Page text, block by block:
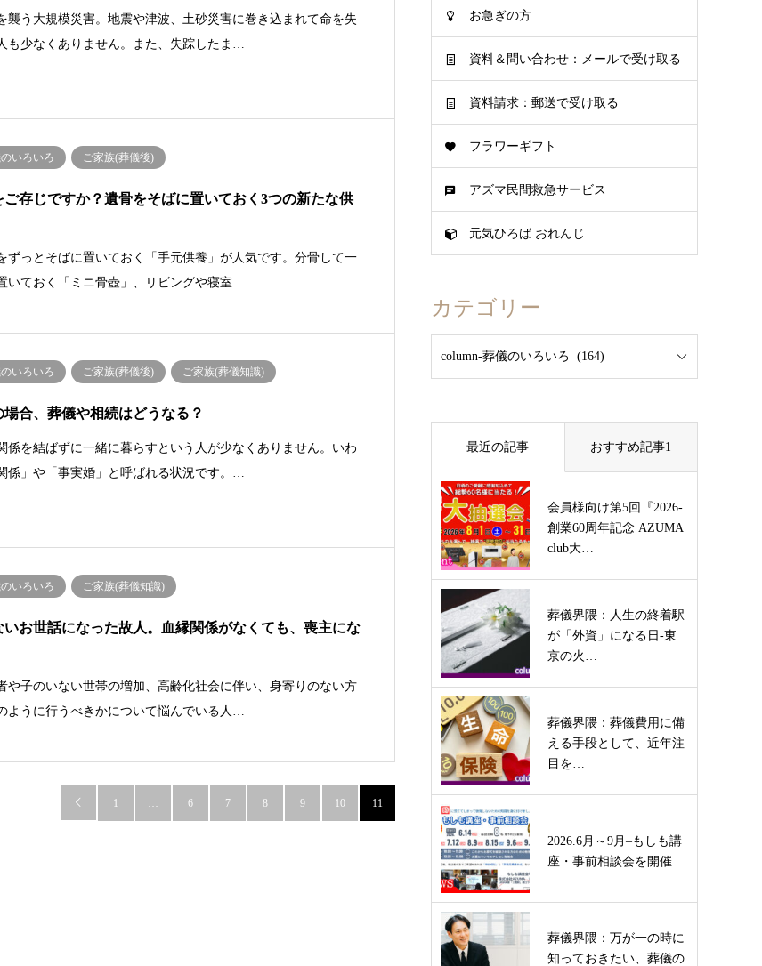
襲う大規模災害。地震や津波、土砂災害に巻き込まれて命を失
も少なくありません。また、失踪したま…
いろいろ ご家族(葬儀後)
ご存じですか？遺骨をそばに置いておく3つの新たな供
ずっとそばに置いておく「手元供養」が人気です。分骨して一
いておく「ミニ骨壺」、リビングや寝室…
いろいろ ご家族(葬儀後) ご家族(葬儀知識)
場合、葬儀や相続はどうなる？
係を結ばずに一緒に暮らすという人が少なくありません。いわ
係」や「事実婚」と呼ばれる状況です。…
いろいろ ご家族(葬儀知識)
いお世話になった故人。血縁関係がなくても、喪主にな
や子のいない世帯の増加、高齢化社会に伴い、身寄りのない方
ように行うべきかについて悩んでいる人…
 1 … 6 7 8 9 10 11
お急ぎの方
資料＆問い合わせ：メールで受け取る
資料請求：郵送で受け取る
フラワーギフト
アズマ民間救急サービス
元気ひろば おれんじ
カテゴリー
最近の記事 おすすめ記事1
会員様向け第5回『2026-
創業60周年記念 AZUMA
club大…
葬儀界隈：人生の終着駅
が「外資」になる日-東
京の火…
葬儀界隈：葬儀費用に備
える手段として、近年注
目を…
2026.6月～9月–もしも講
座・事前相談会を開催…
葬儀界隈：万が一の時に
知っておきたい、葬儀の